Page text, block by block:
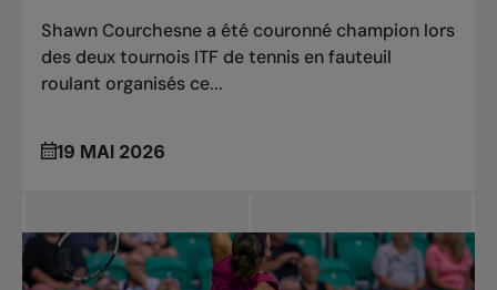
Shawn Courchesne a été couronné champion lors
des deux tournois ITF de tennis en fauteuil
roulant organisés ce...
19 MAI 2026